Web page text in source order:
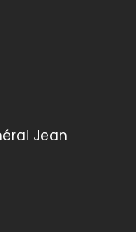
Jean